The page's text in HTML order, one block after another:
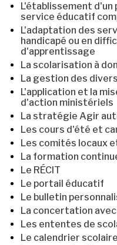
L'établissement d'un
service éducatif
L'adaptation des
handicapé ou en
d'apprentissage
La scolarisation à
La gestion des
L'application et la
d'action ministériels
La stratégie Agir
Les cours d'été et
Les comités locaux
La formation
Le RÉCIT
Le portail éducatif
Le bulletin
La concertation
Les ententes de
Le calendrier scolaire